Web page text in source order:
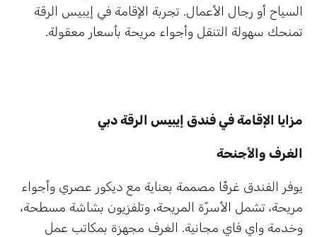
السياح أو رجال الأعمال. تجربة الإقامة في إيبيس الرقة
تمنحك سهولة التنقل وأجواء مريحة بأسعار معقولة.
مزايا الإقامة في فندق إيبيس الرقة دبي
الغرف والأجنحة
يوفر الفندق غرفًا مصممة بعناية مع ديكور عصري وأجواء
مريحة، تشمل الأسرّة المريحة، وتلفزيون بشاشة مسطحة،
وخدمة واي فاي مجانية. الغرف مجهزة بمكاتب عمل